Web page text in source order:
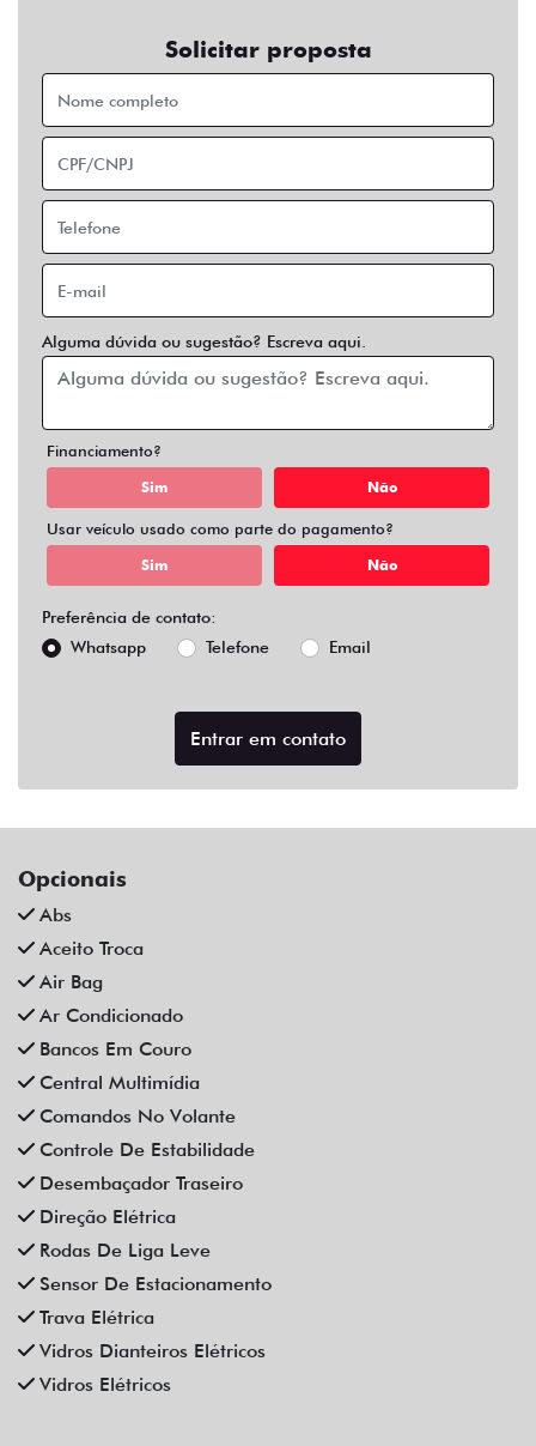
Solicitar proposta
Alguma dúvida ou sugestão? Escreva aqui.
Financiamento?
Sim Não
Usar veículo usado como parte do pagamento?
Sim Não
Preferência de contato:
Whatsapp
Telefone Email
Entrar em contato
Opcionais
Abs
Aceito Troca
Air Bag
Ar Condicionado
Bancos Em Couro
Central Multimídia
Comandos No Volante
Controle De Estabilidade
Desembaçador Traseiro
Direção Elétrica
Rodas De Liga Leve
Sensor De Estacionamento
Trava Elétrica
Vidros Dianteiros Elétricos
Vidros Elétricos